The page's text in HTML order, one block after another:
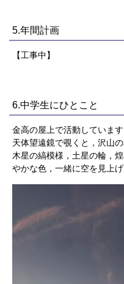
5.年間計画
【工事中】
6.中学生にひとこと
金高の屋上で活動していま
天体望遠鏡で覗くと，沢山
木星の縞模様，土星の輪，
やかな色，一緒に空を見上げ